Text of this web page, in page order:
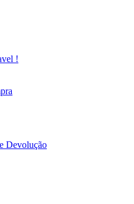
!
Devolução